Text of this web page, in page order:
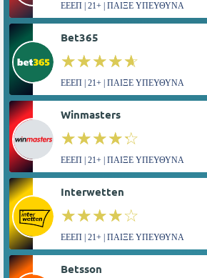
ΕΕΕΠ | 21+ | ΠΑΙΞΕ ΥΠΕΥΘΥΝΑ
Bet365
☆☆☆☆☆
★★★★★
ΕΕΕΠ | 21+ | ΠΑΙΞΕ ΥΠΕΥΘΥΝΑ
Winmasters
☆☆☆☆☆
★★★★★
ΕΕΕΠ | 21+ | ΠΑΙΞΕ ΥΠΕΥΘΥΝΑ
Interwetten
☆☆☆☆☆
★★★★★
ΕΕΕΠ | 21+ | ΠΑΙΞΕ ΥΠΕΥΘΥΝΑ
Betsson